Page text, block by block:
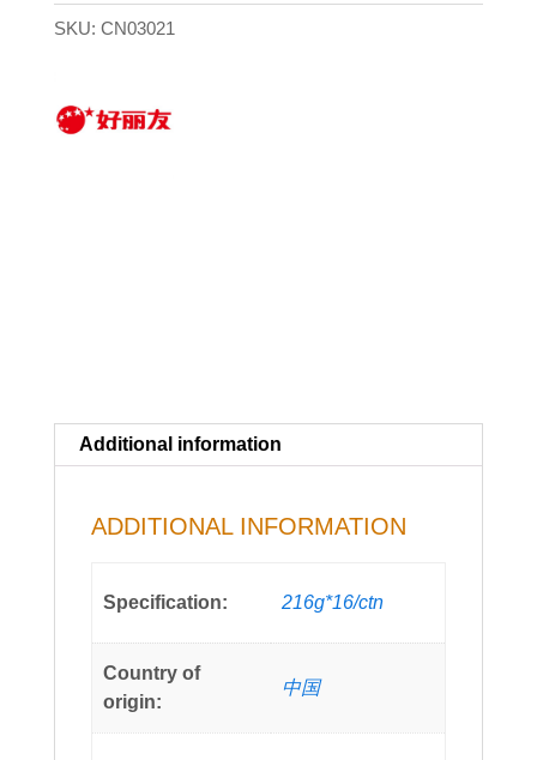
quantity
SKU: CN03021
Additional information
ADDITIONAL INFORMATION
Specification: 216g*16/ctn
Country of
origin:
中国